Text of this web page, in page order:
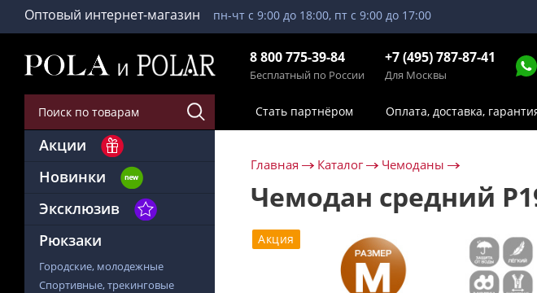
Оптовый интернет-магазин пн-чт с 9:00 до 18:00, пт с 9:00 до 17:00
8 800 775-39-84
Бесплатный по России
+7 (495) 787-87-41
Для Москвы
Стать партнёром Оплата, доставка,
Акции
Новинки
Эксклюзив
Рюкзаки
Городские, молодежные
Спортивные, трекинговые
Главная Каталог Чемоданы
Чемодан средний
Акция